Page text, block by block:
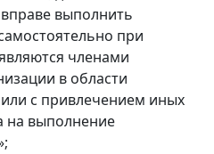
выполнить
при
членами
в области
с привлечением иных
на выполнение